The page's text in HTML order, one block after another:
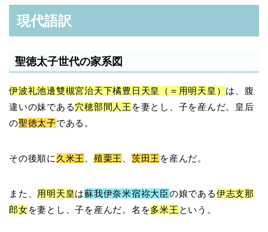
現代語訳
聖徳太子世代の家系図
伊波礼池邊雙槻宮治天下橘豊日天皇（＝用明天皇） は、腹
違いの妹である穴穂部間人王 を妻とし、子を産んだ。皇后
の聖徳太子である。
その後順に 久米王 殖栗王 茨田王 を産んだ。
また、 用明天皇は蘇我伊奈米宿祢大臣の娘である伊志支那
郎女を妻とし、子を産んだ。名を多米王 という。